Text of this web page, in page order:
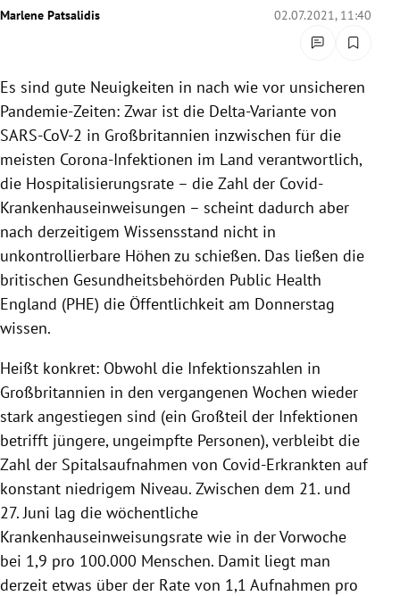
Marlene Patsalidis 02.07.2021, 11:40
Es sind gute Neuigkeiten in nach wie vor unsicheren
Pandemie-Zeiten: Zwar ist die Delta-Variante von
SARS-CoV-2 in Großbritannien inzwischen für die
meisten Corona-Infektionen im Land verantwortlich,
die Hospitalisierungsrate – die Zahl der Covid-
Krankenhauseinweisungen – scheint dadurch aber
nach derzeitigem Wissensstand nicht in
unkontrollierbare Höhen zu schießen. Das ließen die
britischen Gesundheitsbehörden Public Health
England (PHE) die Öffentlichkeit am Donnerstag
wissen.
Heißt konkret: Obwohl die Infektionszahlen in
Großbritannien in den vergangenen Wochen wieder
stark angestiegen sind (ein Großteil der Infektionen
betrifft jüngere, ungeimpfte Personen), verbleibt die
Zahl der Spitalsaufnahmen von Covid-Erkrankten auf
konstant niedrigem Niveau. Zwischen dem 21. und
27. Juni lag die wöchentliche
Krankenhauseinweisungsrate wie in der Vorwoche
bei 1,9 pro 100.000 Menschen. Damit liegt man
derzeit etwas über der Rate von 1,1 Aufnahmen pro